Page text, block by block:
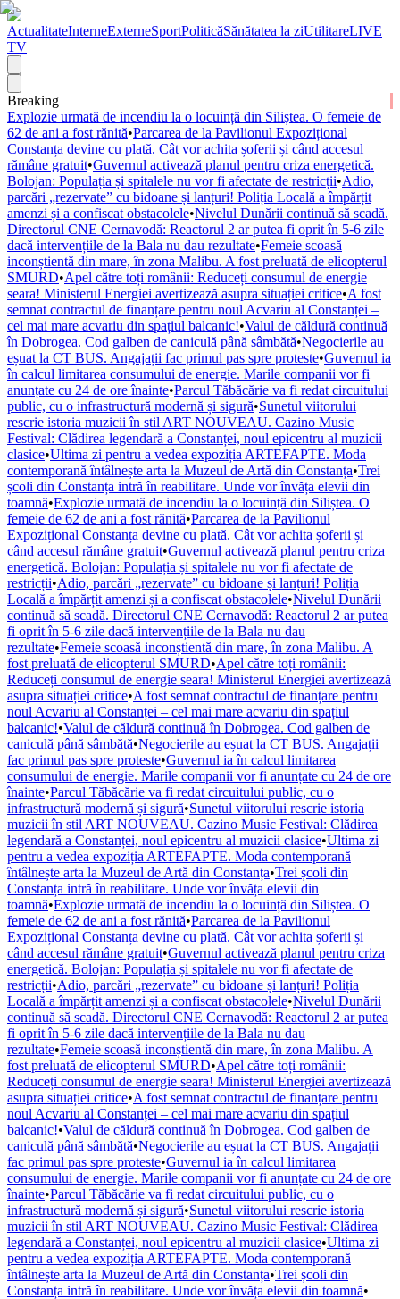
ActualitateInterneExterneSportPoliticăSănătatea la ziUtilitareLIVE
TV
Breaking
Explozie urmată de incendiu la o locuință din Siliștea. O femeie de
62 de ani a fost rănită•Parcarea de la Pavilionul Expozițional
Constanța devine cu plată. Cât vor achita șoferii și când accesul
rămâne gratuit•Guvernul activează planul pentru criza energetică.
Bolojan: Populația și spitalele nu vor fi afectate de restricții•Adio,
parcări „rezervate” cu bidoane și lanțuri! Poliția Locală a împărțit
amenzi și a confiscat obstacolele•Nivelul Dunării continuă să scadă.
Directorul CNE Cernavodă: Reactorul 2 ar putea fi oprit în 5-6 zile
dacă intervențiile de la Bala nu dau rezultate•Femeie scoasă
inconștientă din mare, în zona Malibu. A fost preluată de elicopterul
SMURD•Apel către toți românii: Reduceți consumul de energie
seara! Ministerul Energiei avertizează asupra situației critice•A fost
semnat contractul de finanțare pentru noul Acvariu al Constanței –
cel mai mare acvariu din spațiul balcanic!•Valul de căldură continuă
în Dobrogea. Cod galben de caniculă până sâmbătă•Negocierile au
eșuat la CT BUS. Angajații fac primul pas spre proteste•Guvernul ia
în calcul limitarea consumului de energie. Marile companii vor fi
anunțate cu 24 de ore înainte•Parcul Tăbăcărie va fi redat circuitului
public, cu o infrastructură modernă și sigură•Sunetul viitorului
rescrie istoria muzicii în stil ART NOUVEAU. Cazino Music
Festival: Clădirea legendară a Constanței, noul epicentru al muzicii
clasice•Ultima zi pentru a vedea expoziția ARTEFAPTE. Moda
contemporană întâlnește arta la Muzeul de Artă din Constanța•Trei
școli din Constanța intră în reabilitare. Unde vor învăța elevii din
toamnă•Explozie urmată de incendiu la o locuință din Siliștea. O
femeie de 62 de ani a fost rănită•Parcarea de la Pavilionul
Expozițional Constanța devine cu plată. Cât vor achita șoferii și
când accesul rămâne gratuit•Guvernul activează planul pentru criza
energetică. Bolojan: Populația și spitalele nu vor fi afectate de
restricții•Adio, parcări „rezervate” cu bidoane și lanțuri! Poliția
Locală a împărțit amenzi și a confiscat obstacolele•Nivelul Dunării
continuă să scadă. Directorul CNE Cernavodă: Reactorul 2 ar putea
fi oprit în 5-6 zile dacă intervențiile de la Bala nu dau
rezultate•Femeie scoasă inconștientă din mare, în zona Malibu. A
fost preluată de elicopterul SMURD•Apel către toți românii:
Reduceți consumul de energie seara! Ministerul Energiei avertizează
asupra situației critice•A fost semnat contractul de finanțare pentru
noul Acvariu al Constanței – cel mai mare acvariu din spațiul
balcanic!•Valul de căldură continuă în Dobrogea. Cod galben de
caniculă până sâmbătă•Negocierile au eșuat la CT BUS. Angajații
fac primul pas spre proteste•Guvernul ia în calcul limitarea
consumului de energie. Marile companii vor fi anunțate cu 24 de ore
înainte•Parcul Tăbăcărie va fi redat circuitului public, cu o
infrastructură modernă și sigură•Sunetul viitorului rescrie istoria
muzicii în stil ART NOUVEAU. Cazino Music Festival: Clădirea
legendară a Constanței, noul epicentru al muzicii clasice•Ultima zi
pentru a vedea expoziția ARTEFAPTE. Moda contemporană
întâlnește arta la Muzeul de Artă din Constanța•Trei școli din
Constanța intră în reabilitare. Unde vor învăța elevii din
toamnă•Explozie urmată de incendiu la o locuință din Siliștea. O
femeie de 62 de ani a fost rănită•Parcarea de la Pavilionul
Expozițional Constanța devine cu plată. Cât vor achita șoferii și
când accesul rămâne gratuit•Guvernul activează planul pentru criza
energetică. Bolojan: Populația și spitalele nu vor fi afectate de
restricții•Adio, parcări „rezervate” cu bidoane și lanțuri! Poliția
Locală a împărțit amenzi și a confiscat obstacolele•Nivelul Dunării
continuă să scadă. Directorul CNE Cernavodă: Reactorul 2 ar putea
fi oprit în 5-6 zile dacă intervențiile de la Bala nu dau
rezultate•Femeie scoasă inconștientă din mare, în zona Malibu. A
fost preluată de elicopterul SMURD•Apel către toți românii:
Reduceți consumul de energie seara! Ministerul Energiei avertizează
asupra situației critice•A fost semnat contractul de finanțare pentru
noul Acvariu al Constanței – cel mai mare acvariu din spațiul
balcanic!•Valul de căldură continuă în Dobrogea. Cod galben de
caniculă până sâmbătă•Negocierile au eșuat la CT BUS. Angajații
fac primul pas spre proteste•Guvernul ia în calcul limitarea
consumului de energie. Marile companii vor fi anunțate cu 24 de ore
înainte•Parcul Tăbăcărie va fi redat circuitului public, cu o
infrastructură modernă și sigură•Sunetul viitorului rescrie istoria
muzicii în stil ART NOUVEAU. Cazino Music Festival: Clădirea
legendară a Constanței, noul epicentru al muzicii clasice•Ultima zi
pentru a vedea expoziția ARTEFAPTE. Moda contemporană
întâlnește arta la Muzeul de Artă din Constanța•Trei școli din
Constanța intră în reabilitare. Unde vor învăța elevii din toamnă•